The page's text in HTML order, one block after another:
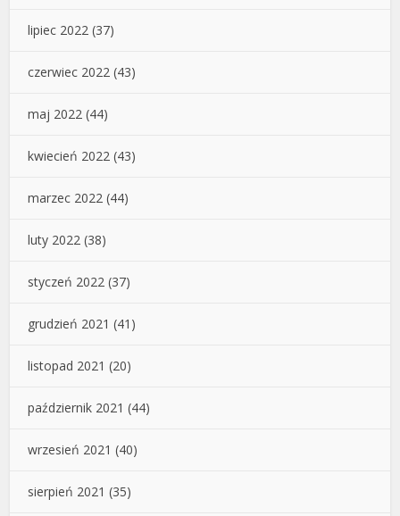
lipiec 2022 (37)
czerwiec 2022 (43)
maj 2022 (44)
kwiecień 2022 (43)
marzec 2022 (44)
luty 2022 (38)
styczeń 2022 (37)
grudzień 2021 (41)
listopad 2021 (20)
październik 2021 (44)
wrzesień 2021 (40)
sierpień 2021 (35)